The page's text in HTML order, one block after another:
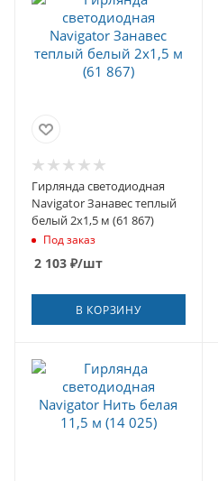
Гирлянда светодиодная
Navigator Занавес теплый
белый 2х1,5 м (61 867)
Под заказ
2 103 ₽/шт
В КОРЗИНУ